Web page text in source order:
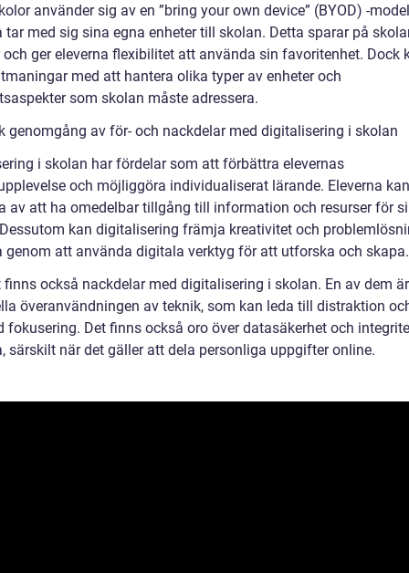
använder sig av en ”bring your own device” (BYOD) -
tar med sig sina egna enheter till skolan. Detta sparar på
och ger eleverna flexibilitet att använda sin favoritenhet. Dock
med att hantera olika typer av enheter och
som skolan måste adressera.
genomgång av för- och nackdelar med digitalisering i skolan
i skolan har fördelar som att förbättra elevernas
och möjliggöra individualiserat lärande. Eleverna
av att ha omedelbar tillgång till information och resurser för
kan digitalisering främja kreativitet och
genom att använda digitala verktyg för att utforska och skapa.
finns också nackdelar med digitalisering i skolan. En av dem
överanvändningen av teknik, som kan leda till distraktion
fokusering. Det finns också oro över datasäkerhet och
särskilt när det gäller att dela personliga uppgifter online.